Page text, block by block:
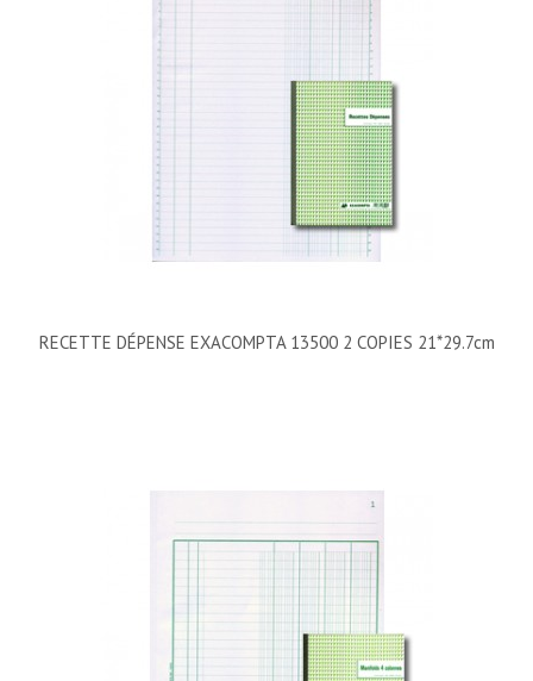
RECETTE DÉPENSE EXACOMPTA 13500 2 COPIES 21*29.7cm